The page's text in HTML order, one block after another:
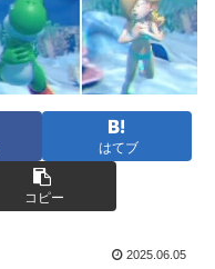
はてブ
コピー
2025.06.05